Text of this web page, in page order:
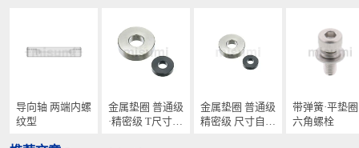
导向轴 两端内螺
纹型
金属垫圈 普通级
·精密级 T尺寸指
金属垫圈 普通级
精密级 尺寸自由
带弹簧·平垫
六角螺栓